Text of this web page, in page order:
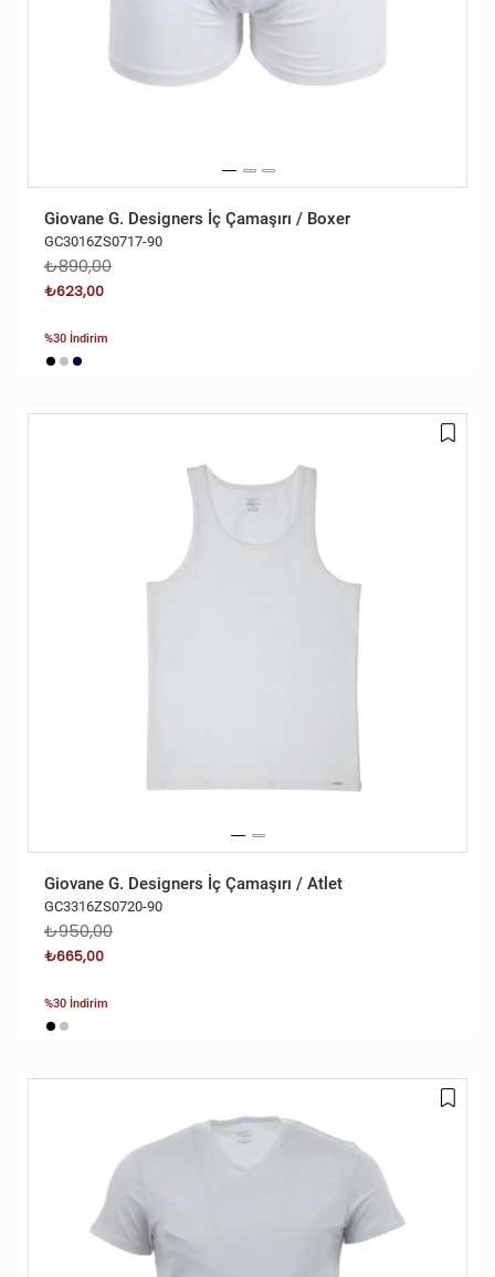
Giovane G. Designers İç Çamaşırı / Boxer
GC3016ZS0717-90
₺890,00
₺623,00
%30 İndirim
Giovane G. Designers İç Çamaşırı / Atlet
GC3316ZS0720-90
₺950,00
₺665,00
%30 İndirim